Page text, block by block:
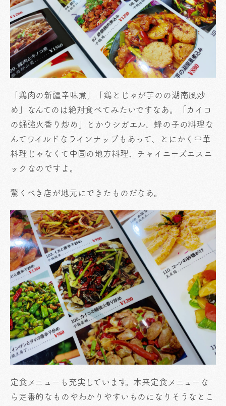
「鶏肉の新疆辛味煮」「鶏とじゃが芋のの湖南風炒
め」なんてのは絶対食べてみたいですなあ。「カイコ
の蛹強火香り炒め」とかウシガエル、蜂の子の料理な
んてワイルドなラインナップもあって、とにかく中華
料理じゃなくて中国の地方料理、チャイニーズエスニ
ックなのですよ。
驚くべき店が地元にできたものだなあ。
定食メニューも充実しています。本来定食メニューな
ら定番的なものやわかりやすいものになりそうなとこ